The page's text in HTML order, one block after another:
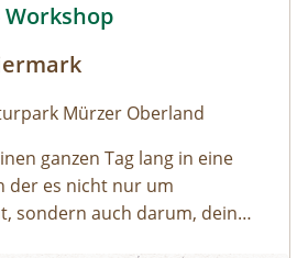
Mürzer Oberland
ganzen Tag lang in eine
der es nicht nur um
sondern auch darum, dein